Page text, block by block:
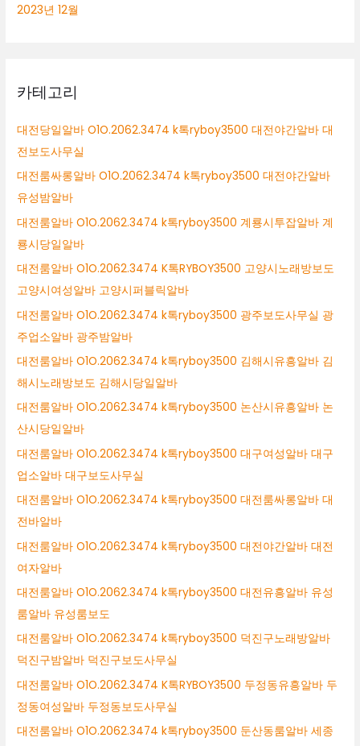
2023년 12월
카테고리
대전당일알바 O1O.2062.3474 k톡ryboy3500 대전야간알바 대
전보도사무실
대전룸싸롱알바 O1O.2062.3474 k톡ryboy3500 대전야간알바
유성밤알바
대전룸알바 O1O.2062.3474 k톡ryboy3500 계룡시투잡알바 계
룡시당일알바
대전룸알바 O1O.2062.3474 K톡RYBOY3500 고양시노래방보도
고양시여성알바 고양시퍼블릭알바
대전룸알바 O1O.2062.3474 k톡ryboy3500 광주보도사무실 광
주업소알바 광주밤알바
대전룸알바 O1O.2062.3474 k톡ryboy3500 김해시유흥알바 김
해시노래방보도 김해시당일알바
대전룸알바 O1O.2062.3474 k톡ryboy3500 논산시유흥알바 논
산시당일알바
대전룸알바 O1O.2062.3474 k톡ryboy3500 대구여성알바 대구
업소알바 대구보도사무실
대전룸알바 O1O.2062.3474 k톡ryboy3500 대전룸싸롱알바 대
전바알바
대전룸알바 O1O.2062.3474 k톡ryboy3500 대전야간알바 대전
여자알바
대전룸알바 O1O.2062.3474 k톡ryboy3500 대전유흥알바 유성
룸알바 유성룸보도
대전룸알바 O1O.2062.3474 k톡ryboy3500 덕진구노래방알바
덕진구밤알바 덕진구보도사무실
대전룸알바 O1O.2062.3474 K톡RYBOY3500 두정동유흥알바 두
정동여성알바 두정동보도사무실
대전룸알바 O1O.2062.3474 k톡ryboy3500 둔산동룸알바 세종